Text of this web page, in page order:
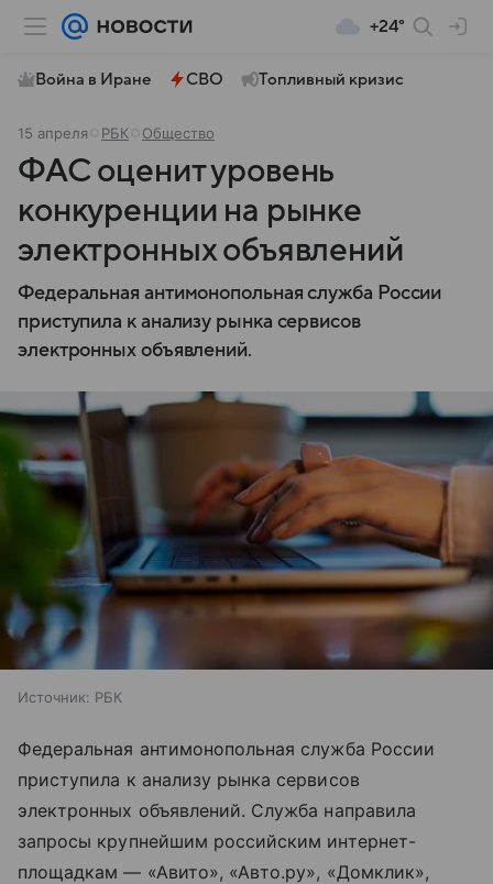
+24°
Война в Иране СВО Топливный кризис
15 апреля РБК Общество
ФАС оценит уровень
конкуренции на рынке
электронных объявлений
Федеральная антимонопольная служба России
приступила к анализу рынка сервисов
электронных объявлений.
Источник: РБК
Федеральная антимонопольная служба России
приступила к анализу рынка сервисов
электронных объявлений. Служба направила
запросы крупнейшим российским интернет-
площадкам — «Авито», «Авто.ру», «Домклик»,